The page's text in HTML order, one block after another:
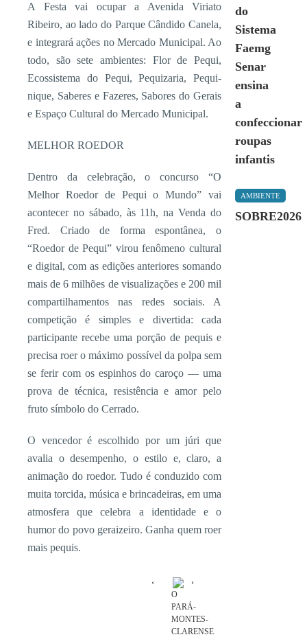
A Festa vai ocupar a Avenida Viriato
Ribeiro, ao lado do Parque Cândido Canela,
e integrará ações no Mercado Municipal. Ao
todo, são sete ambientes: Flor de Pequi,
Ecossistema do Pequi, Pequizaria, Pequi-
nique, Saberes e Fazeres, Sabores do Gerais
e Espaço Cultural do Mercado Municipal.
MELHOR ROEDOR
Dentro da celebração, o concurso “O
Melhor Roedor de Pequi o Mundo” vai
acontecer no sábado, às 11h, na Venda do
Fred. Criado de forma espontânea, o
“Roedor de Pequi” virou fenômeno cultural
e digital, com as edições anteriores somando
mais de 6 milhões de visualizações e 200 mil
compartilhamentos nas redes sociais. A
competição é simples e divertida: cada
participante recebe uma porção de pequis e
precisa roer o máximo possível da polpa sem
se ferir com os espinhos do caroço — uma
prova de técnica, resistência e amor pelo
fruto símbolo do Cerrado.
O vencedor é escolhido por um júri que
avalia o desempenho, o estilo e, claro, a
animação do roedor. Tudo é conduzido com
muita torcida, música e brincadeiras, em uma
atmosfera que celebra a identidade e o
humor do povo geraizeiro. Ganha quem roer
mais pequis.
O
PARÁ-
MONTES-
CLARENSE
do
Sistema
Faemg
Senar
ensina
a
confeccionar
roupas
infantis
AMBIENTE
SOBRE2026